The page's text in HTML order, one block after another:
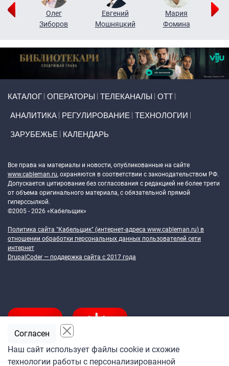
Олег
Зиборов
Евгений
Мошняцкий
Мария
Фомина
КАТАЛОГ ОПЕРАТОРЫ ТЕЛЕКАНАЛЫ ОТТ
АНАЛИТИКА РЕГУЛИРОВАНИЕ ТЕХНОЛОГИИ
ЗАРУБЕЖЬЕ КАЛЕНДАРЬ
Все права на материалы и новости, опубликованные на сайте
www.cableman.ru, охраняются в соответствии с законодательством РФ.
Допускается цитирование без согласования с редакцией не более трети
от объема оригинального материала, с обязательной прямой
гиперссылкой.
©2005 - 2026 «Кабельщик»
Политика сайта "Кабельщик" (интернет-адреса www.cableman.ru) в
отношении обработки персональных данных пользователей сети
интернет
DrupalCoder — поддержка сайта c 2017 года
Наш сайт использует файлы cookie и схожие
технологии работы с персонализированной
Согласен